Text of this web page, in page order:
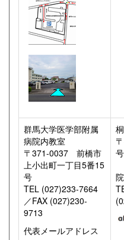
群馬大学医学部附属
病院内教室
〒371-0037 前橋市
上小出町一丁目5番15
号
TEL (027)233-7664
／FAX (027)230-
9713
代表メールアドレス
号